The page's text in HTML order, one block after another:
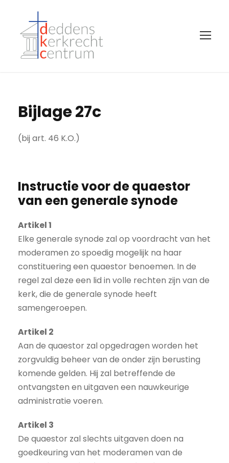
Bijlage 27c
(bij art. 46 K.O.)
Instructie voor de quaestor
van een generale synode
Artikel 1
Elke generale synode zal op voordracht van het
moderamen zo spoedig mogelijk na haar
constituering een quaestor benoemen. In de
regel zal deze een lid in volle rechten zijn van de
kerk, die de generale synode heeft
samengeroepen.
Artikel 2
Aan de quaestor zal opgedragen worden het
zorgvuldig beheer van de onder zijn berusting
komende gelden. Hij zal betreffende de
ontvangsten en uitgaven een nauwkeurige
administratie voeren.
Artikel 3
De quaestor zal slechts uitgaven doen na
goedkeuring van het moderamen van de